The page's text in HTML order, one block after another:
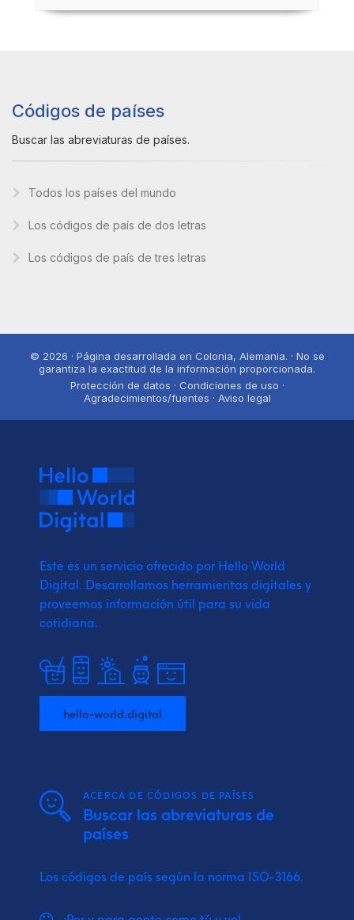
Códigos de países
Buscar las abreviaturas de países.
Todos los países del mundo
Los códigos de país de dos letras
Los códigos de país de tres letras
© 2026 · Página desarrollada en Colonia, Alemania. · No se
garantiza la exactitud de la información proporcionada.
Protección de datos · Condiciones de uso ·
Agradecimientos/fuentes · Aviso legal
Este es un servicio ofrecido por Hello World
Digital. Desarrollamos herramientas digitales y
proveemos información útil para su vida
cotidiana.
hello-world.digital
ACERCA DE CÓDIGOS DE PAÍSES
Buscar las abreviaturas de
países
Los códigos de país según la norma ISO-3166.